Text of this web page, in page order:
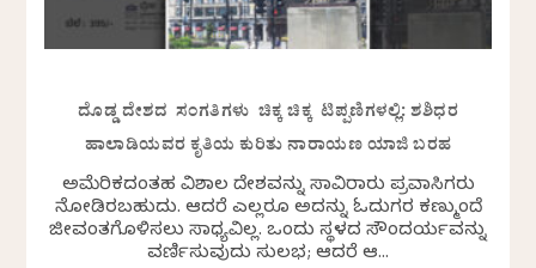
ದೊಡ್ಡ ದೇಶದ ಸಂಗತಿಗಳು ಚಿಕ್ಕ ಚಿಕ್ಕ ಟಿಪ್ಪಣಿಗಳಲ್ಲಿ: ಶಶಿಧರ
ಹಾಲಾಡಿಯವರ ಕೃತಿಯ ಕುರಿತು ನಾರಾಯಣ ಯಾಜಿ ಬರಹ
ಅಮೆರಿಕದಂತಹ ವಿಶಾಲ ದೇಶವನ್ನು ಸಾವಿರಾರು ಪ್ರವಾಸಿಗರು
ನೋಡಿರಬಹುದು. ಆದರೆ ಎಲ್ಲರೂ ಅದನ್ನು ಓದುಗರ ಕಣ್ಮುಂದೆ
ಜೀವಂತಗೊಳಿಸಲು ಸಾಧ್ಯವಿಲ್ಲ. ಒಂದು ಸ್ಥಳದ ಸೌಂದರ್ಯವನ್ನು
ವರ್ಣಿಸುವುದು ಸುಲಭ; ಆದರೆ ಆ...